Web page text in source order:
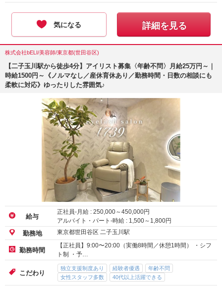
気になる 詳細を見る
株式会社bELI/美容師/東京都(世田谷区)
【二子玉川駅から徒歩4分】アイリスト募集〈年齢不問〉月給25万円～｜
時給1500円～《ノルマなし／産休育休あり／勤務時間・日数の相談にも
柔軟に対応》ゆったりした雰囲気♪
給与
正社員-月給 : 250,000～450,000円
アルバイト・パート-時給 : 1,500～ 1,800円
勤務地 東京都世田谷区 二子玉川駅
勤務時間
【正社員】9:00〜20:00（実働8時間／休憩1時間） ・シフ
ト制 ・予…
こだわり
独立支援制度あり 経験者優遇
年齢不問
女性スタッフ多数
40代以上活躍できる